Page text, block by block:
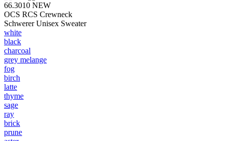
66.3010 NEW
OCS RCS Crewneck
Schwerer Unisex Sweater
white
black
charcoal
grey melange
fog
birch
latte
thyme
sage
ray
brick
prune